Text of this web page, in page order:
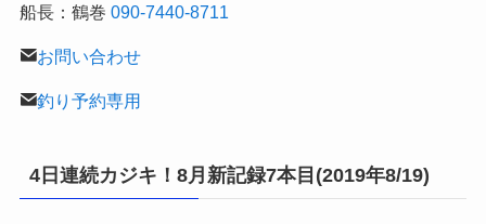
船長：鶴巻 090-7440-8711
お問い合わせ
釣り予約専用
4日連続カジキ！8月新記録7本目(2019年8/19)